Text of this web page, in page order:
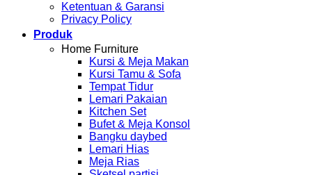
Ketentuan & Garansi
Privacy Policy
Produk
Home Furniture
Kursi & Meja Makan
Kursi Tamu & Sofa
Tempat Tidur
Lemari Pakaian
Kitchen Set
Bufet & Meja Konsol
Bangku daybed
Lemari Hias
Meja Rias